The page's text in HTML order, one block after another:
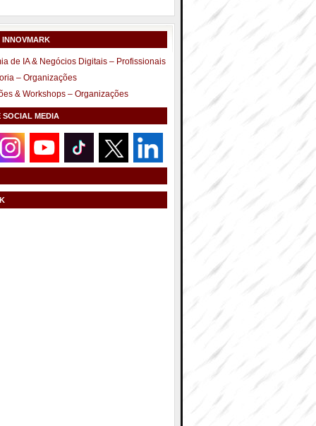
INNOVMARK
de IA & Negócios Digitais – Profissionais
– Organizações
& Workshops – Organizações
SOCIAL MEDIA